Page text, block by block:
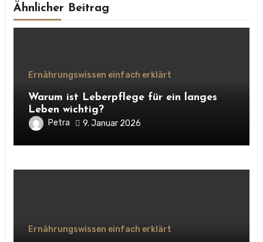
Ähnlicher Beitrag
Ernährungswissen einfach erklärt
Warum ist Leberpflege für ein langes
Leben wichtig?
Petra 9. Januar 2026
Ernährungswissen einfach erklärt